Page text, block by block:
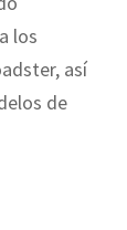
los
así
de